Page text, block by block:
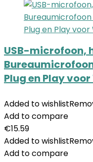
USB-microfoon,
Plug en Play
Added to wishlist
Add to compare
€15.59
Added to wishlist
Add to compare